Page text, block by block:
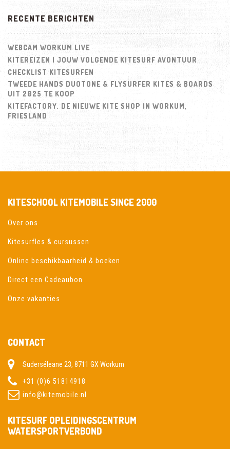
RECENTE BERICHTEN
WEBCAM WORKUM LIVE
KITEREIZEN | JOUW VOLGENDE KITESURF AVONTUUR
CHECKLIST KITESURFEN
TWEEDE HANDS DUOTONE & FLYSURFER KITES & BOARDS
UIT 2025 TE KOOP
KITEFACTORY. DE NIEUWE KITE SHOP IN WORKUM,
FRIESLAND
KITESCHOOL KITEMOBILE SINCE 2000
Over ons
Kitesurfles & cursussen
Online beschikbaarheid & boeken
Direct een Cadeaubon
Onze vakanties
CONTACT
Suderséleane 23, 8711 GX Workum
+31 (0)6 51814918
info@kitemobile.nl
KITESURF OPLEIDINGSCENTRUM
WATERSPORTVERBOND